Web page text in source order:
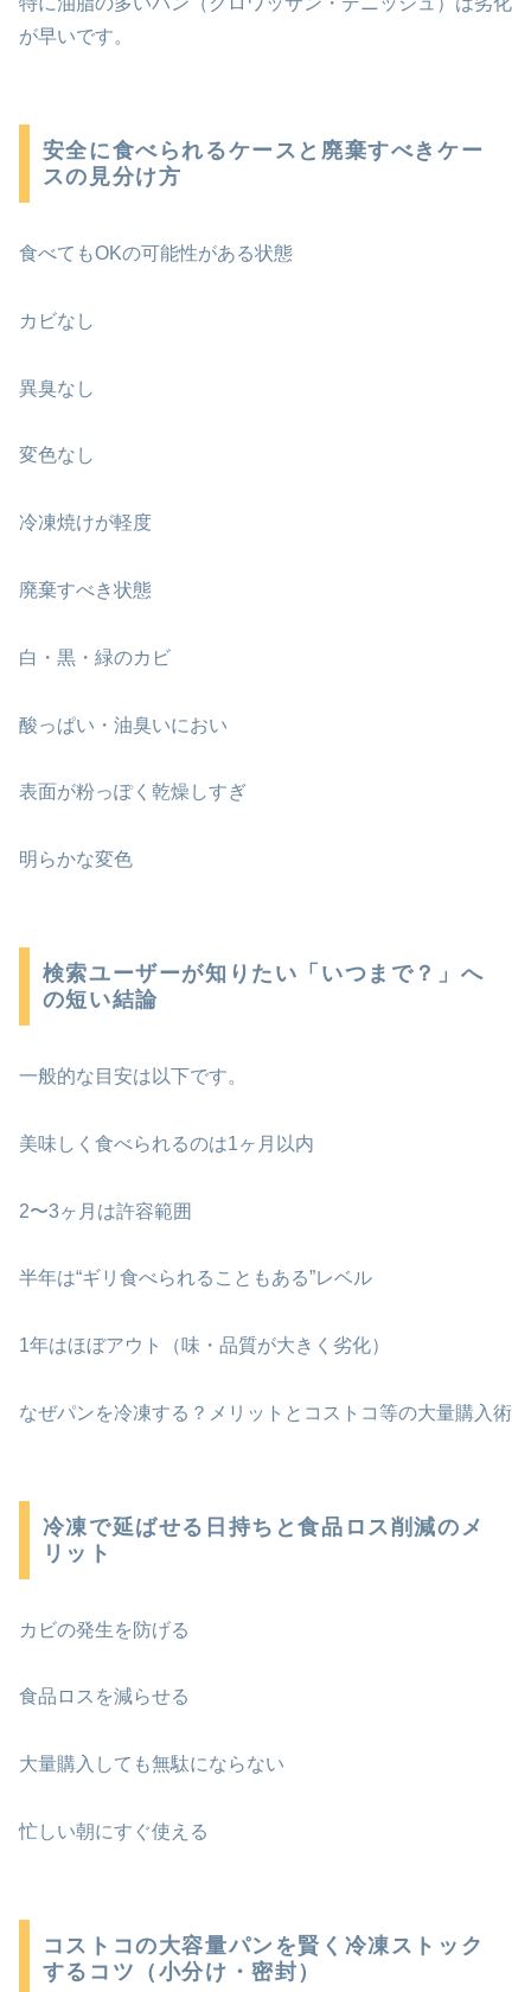
が早いです。
安全に食べられるケースと廃棄すべきケー
スの見分け方
食べてもOKの可能性がある状態
カビなし
異臭なし
変色なし
冷凍焼けが軽度
廃棄すべき状態
白・黒・緑のカビ
酸っぱい・油臭いにおい
表面が粉っぽく乾燥しすぎ
明らかな変色
検索ユーザーが知りたい「いつまで？」へ
の短い結論
一般的な目安は以下です。
美味しく食べられるのは1ヶ月以内
2〜3ヶ月は許容範囲
半年は“ギリ食べられることもある”レベル
1年はほぼアウト（味・品質が大きく劣化）
なぜパンを冷凍する？メリットとコストコ等の大量購入術
冷凍で延ばせる日持ちと食品ロス削減のメ
リット
カビの発生を防げる
食品ロスを減らせる
大量購入しても無駄にならない
忙しい朝にすぐ使える
コストコの大容量パンを賢く冷凍ストック
するコツ（小分け・密封）